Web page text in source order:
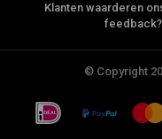
Klanten waarderen
feedback?
© Copyright